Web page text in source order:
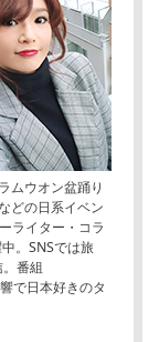
ムウオン盆踊り
どの日系イベン
ライター・コラ
。SNSでは旅
番組
で日本好きのタ